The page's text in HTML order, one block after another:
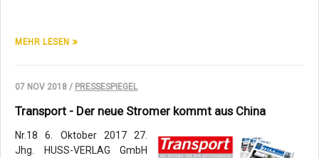
MEHR LESEN
07 NOV 2018 / PRESSESPIEGEL
Transport - Der neue Stromer kommt aus China
Nr.18 6. Oktober 2017 27.
Jhg. HUSS-VERLAG GmbH